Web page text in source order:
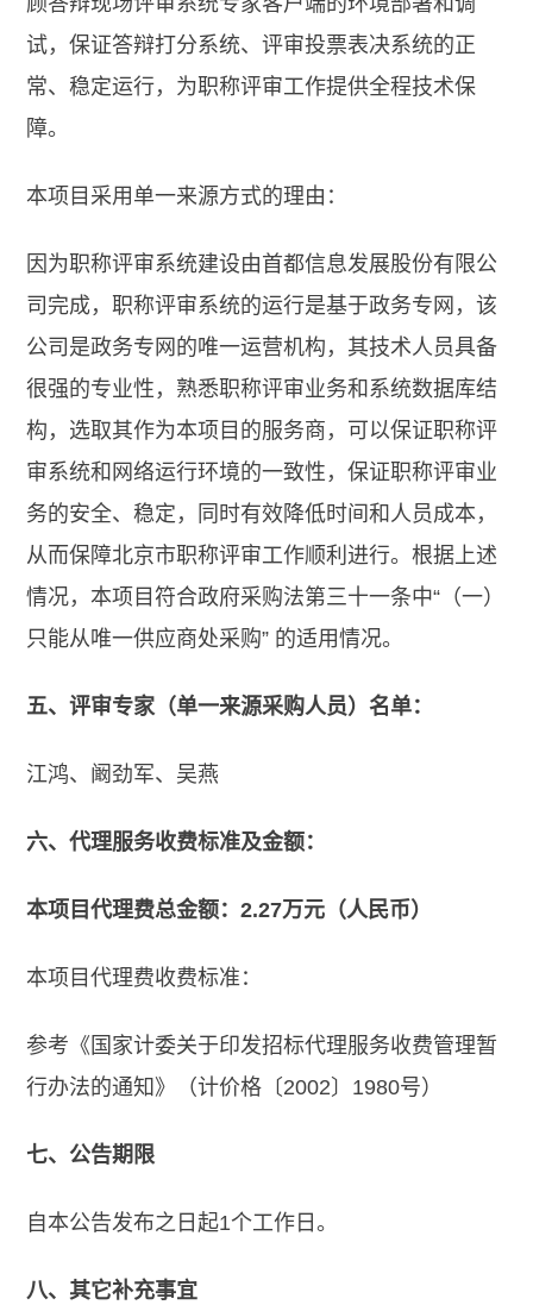
试，保证答辩打分系统、评审投票表决系统的正
常、稳定运行，为职称评审工作提供全程技术保
障。
本项目采用单一来源方式的理由：
因为职称评审系统建设由首都信息发展股份有限公
司完成，职称评审系统的运行是基于政务专网，该
公司是政务专网的唯一运营机构，其技术人员具备
很强的专业性，熟悉职称评审业务和系统数据库结
构，选取其作为本项目的服务商，可以保证职称评
审系统和网络运行环境的一致性，保证职称评审业
务的安全、稳定，同时有效降低时间和人员成本，
从而保障北京市职称评审工作顺利进行。根据上述
情况，本项目符合政府采购法第三十一条中“（一）
只能从唯一供应商处采购” 的适用情况。
五、评审专家（单一来源采购人员）名单：
江鸿、阚劲军、吴燕
六、代理服务收费标准及金额：
本项目代理费总金额：2.27万元（人民币）
本项目代理费收费标准：
参考《国家计委关于印发招标代理服务收费管理暂
行办法的通知》（计价格〔2002〕1980号）
七、公告期限
自本公告发布之日起1个工作日。
八、其它补充事宜